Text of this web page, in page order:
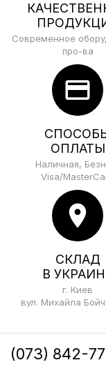
Современное
про-ва
credit_card
ОПЛАТЫ
Наличная,
Visa/
location_on
СКЛАД
В
г. Киев
вул. Михайла
(073) 842-